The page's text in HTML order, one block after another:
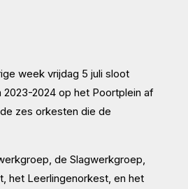
week vrijdag 5 juli sloot
2023-2024 op het Poortplein af
zes orkesten die de
de Slagwerkgroep,
het Leerlingenorkest, en het